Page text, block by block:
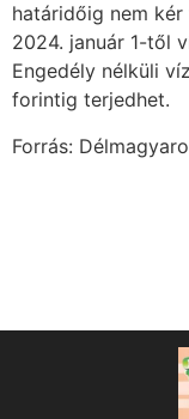
határidőig nem
2024. január 1-től
Engedély nélküli
forintig terjedhet.
Forrás: